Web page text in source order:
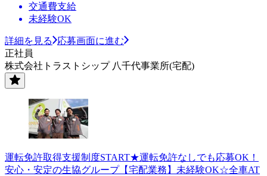
交通費支給
未経験OK
詳細を見る
応募画面に進む
正社員
株式会社トラストシップ 八千代事業所(宅配)
運転免許取得支援制度START★運転免許なしでも応募OK！
安心・安定の生協グループ【宅配業務】未経験OK☆全車AT